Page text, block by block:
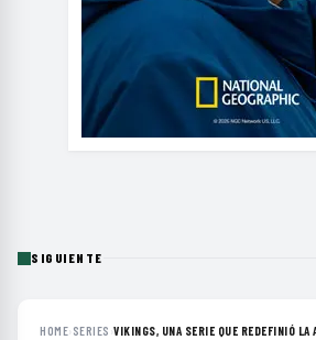
SIGUIENTE
HOME› SERIES ›VIKINGS, UNA SERIE QUE REDEFINIÓ